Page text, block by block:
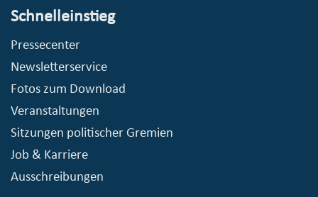
Schnelleinstieg
Pressecenter
Newsletterservice
Fotos zum Download
Veranstaltungen
Sitzungen politischer Gremien
Job & Karriere
Ausschreibungen